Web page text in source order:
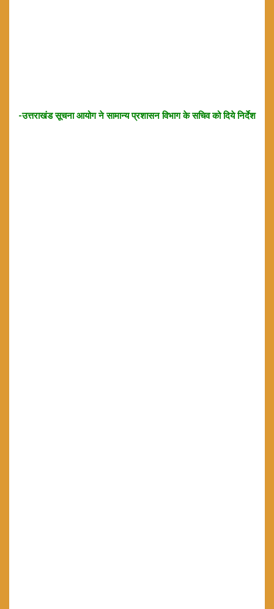
-उत्तराखंड सूचना आयोग ने सामान्य प्रशासन विभाग के सचिव को दिये निर्देश